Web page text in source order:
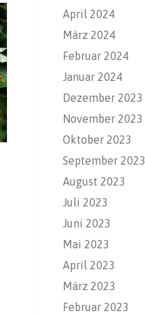
April 2024
März 2024
Februar 2024
Januar 2024
Dezember 2023
November 2023
Oktober 2023
September 2023
August 2023
Juli 2023
Juni 2023
Mai 2023
April 2023
März 2023
Februar 2023